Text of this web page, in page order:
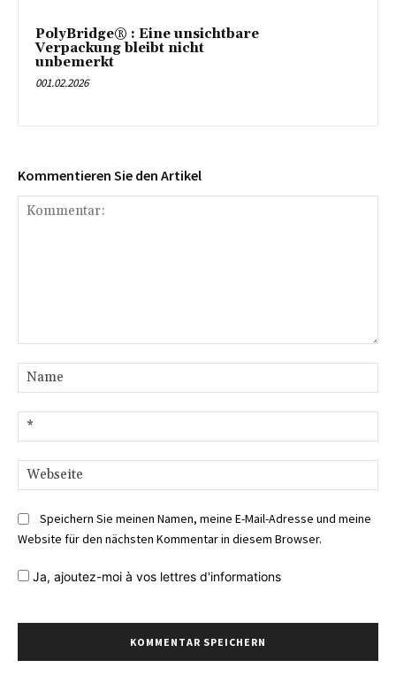
PolyBridge® : Eine unsichtbare
Verpackung bleibt nicht
unbemerkt
001.02.2026
Kommentieren Sie den Artikel
Speichern Sie meinen Namen, meine E-Mail-Adresse und meine
Website für den nächsten Kommentar in diesem Browser.
Ja, ajoutez-moi à vos lettres d'informations